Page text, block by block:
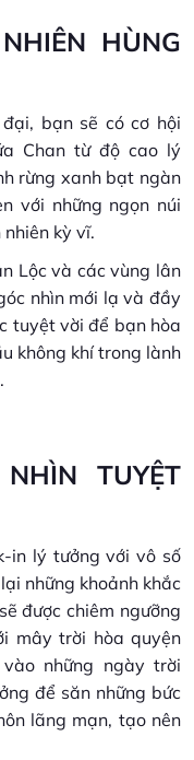
HÙNG
bạn sẽ có cơ hội
Chan từ độ cao lý
rừng xanh bạt ngàn
với những ngọn núi
kỳ vĩ.
Lộc và các vùng lân
nhìn mới lạ và đầy
tuyệt vời để bạn hòa
không khí trong lành
TUYỆT
in lý tưởng với vô số
những khoảnh khắc
được chiêm ngưỡng
mây trời hòa quyện
những ngày trời
để săn những bức
lãng mạn, tạo nên